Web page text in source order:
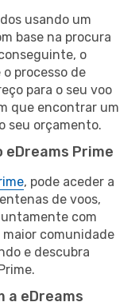
usando um
base na procura
o
processo de
para o seu voo
que encontrar um
seu orçamento.
eDreams Prime
, pode aceder a
de voos,
com
comunidade
e descubra
a eDreams